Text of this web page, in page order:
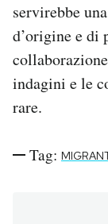
servirebbe
d’origine e di
indagini e le
rare.
Tag: